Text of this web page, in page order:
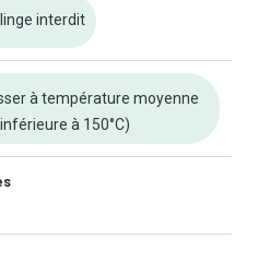
interdit
à température moyenne
à 150°C)